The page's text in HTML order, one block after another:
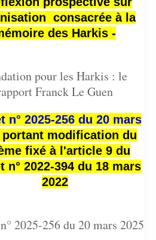
consacrée à la
des Harkis -
pour les Harkis : le
Franck Le Guen
n° 2025-256 du 20 mars
portant modification du
fixé à l'article 9 du
n° 2022-394 du 18 mars
2022
2025-256 du 20 mars 2025